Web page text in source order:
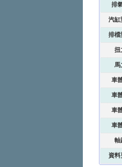
排
汽缸
排檔
扭
馬
車
車
車
車
軸
資料